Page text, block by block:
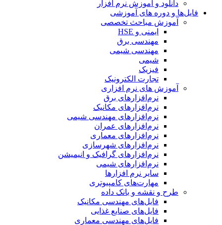
دانلود و آموزش نرم افزار
فایل‌ها و دوره های آموزشی
آموزش مباحث تخصصی
ایمنی و HSE
مهندسی برق
مهندسی شیمی
شیمی
فیزیک
تجارت الکترونیک
آموزش های نرم افزاری
نرم‌افزارهای برق
نرم‌افزارهای مکانیک
نرم‌افزارهای مهندسی شیمی
نرم‌افزارهای عمران
نرم‌افزارهای معماری
نرم‌افزارهای شهرسازی
نرم‌افزارهای گرافیک و انیمیشن
نرم‌افزارهای شیمی
سایر نرم افزارها
مهارت‌های کامپیوتری
طرح و نقشه و بانک داده
فایل‌های مهندسی مکانیک
فایل‌های صنایع غذایی
فایل‌های مهندسی معماری